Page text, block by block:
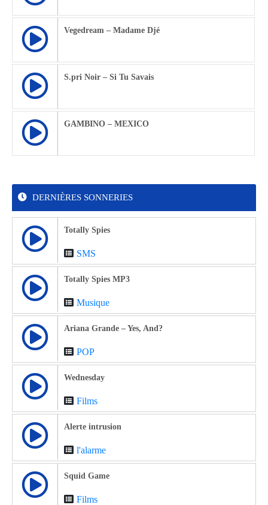
Vegedream – Madame Djé
S.pri Noir – Si Tu Savais
GAMBINO – MEXICO
DERNIÈRES SONNERIES
Totally Spies
SMS
Totally Spies MP3
Musique
Ariana Grande – Yes, And?
POP
Wednesday
Films
Alerte intrusion
l'alarme
Squid Game
Films